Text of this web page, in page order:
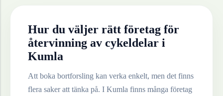
Hur du väljer rätt företag för
återvinning av cykeldelar i
Kumla
Att boka bortforsling kan verka enkelt, men det finns
flera saker att tänka på. I Kumla finns många företag